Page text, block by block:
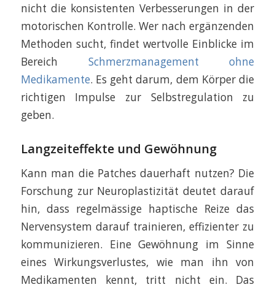
nicht die konsistenten Verbesserungen in der
motorischen Kontrolle. Wer nach ergänzenden
Methoden sucht, findet wertvolle Einblicke im
Bereich Schmerzmanagement ohne
Medikamente. Es geht darum, dem Körper die
richtigen Impulse zur Selbstregulation zu
geben.
Langzeiteffekte und Gewöhnung
Kann man die Patches dauerhaft nutzen? Die
Forschung zur Neuroplastizität deutet darauf
hin, dass regelmässige haptische Reize das
Nervensystem darauf trainieren, effizienter zu
kommunizieren. Eine Gewöhnung im Sinne
eines Wirkungsverlustes, wie man ihn von
Medikamenten kennt, tritt nicht ein. Das